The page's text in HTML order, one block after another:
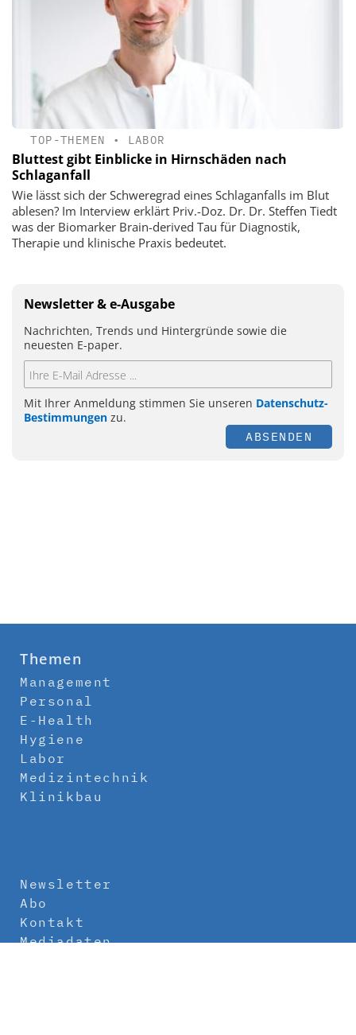
TOP-THEMEN • LABOR
Bluttest gibt Einblicke in Hirnschäden nach
Schlaganfall
Wie lässt sich der Schweregrad eines Schlaganfalls im Blut
ablesen? Im Interview erklärt Priv.-Doz. Dr. Dr. Steffen Tiedt
was der Biomarker Brain-derived Tau für Diagnostik,
Therapie und klinische Praxis bedeutet.
Newsletter & e-Ausgabe
Nachrichten, Trends und Hintergründe sowie die
neuesten E-paper.
Mit Ihrer Anmeldung stimmen Sie unseren Datenschutz-
Bestimmungen zu.
ABSENDEN
Themen
Management
Personal
E-Health
Hygiene
Labor
Medizintechnik
Klinikbau
Newsletter
Abo
Kontakt
Mediadaten